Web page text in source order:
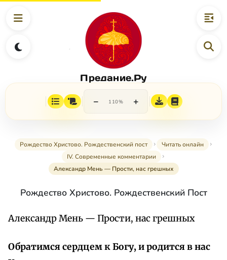
Предание.Ру
− 110% +
Рождество Христово. Рождественский пост
Читать онлайн
IV. Современные комментарии
Александр Мень — Прости, нас грешных
Рождество Христово. Рождественский Пост
Александр Мень — Прости, нас грешных
Обратимся сердцем к Богу, и родится в нас